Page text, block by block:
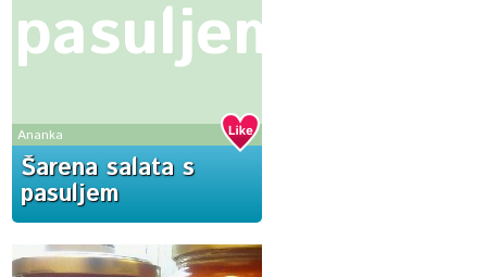
pasuljem
Ananka
Šarena salata s
pasuljem